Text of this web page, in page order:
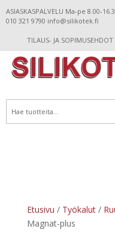
ASIASKASPALVELU Ma-pe 8.00-
010 321 9790 info@silikotek.fi
TILAUS- JA SOPIMUSEHDOT
Etusivu / Työkalut/
Magnat-plus